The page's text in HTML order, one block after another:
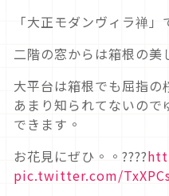
「大正モダンヴィラ禅」
二階の窓からは箱根の美
大平台は箱根でも屈指の
あまり知られてないの
できます。
お花見にぜひ。。????
pic.twitter.com/